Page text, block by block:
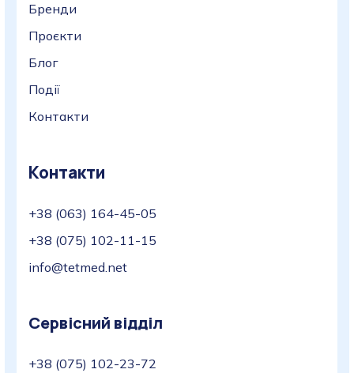
Бренди
Проєкти
Блог
Події
Контакти
Контакти
+38 (063) 164-45-05
+38 (075) 102-11-15
info@tetmed.net
Сервісний відділ
+38 (075) 102-23-72